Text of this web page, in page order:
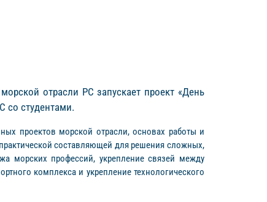
отрасли РС запускает проект «День
со студентами.
проектов морской отрасли, основах работы и
составляющей для решения сложных,
морских профессий, укрепление связей между
комплекса и укрепление технологического